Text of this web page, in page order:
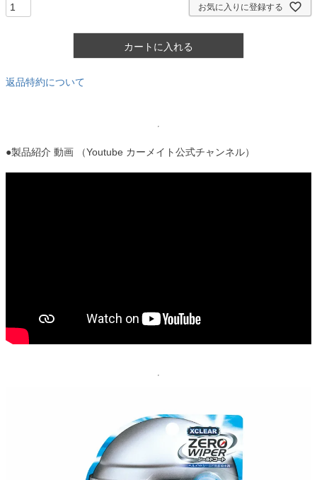
お気に入りに登録する
カートに入れる
返品特約について
●製品紹介 動画 （Youtube カーメイト公式チャンネル）